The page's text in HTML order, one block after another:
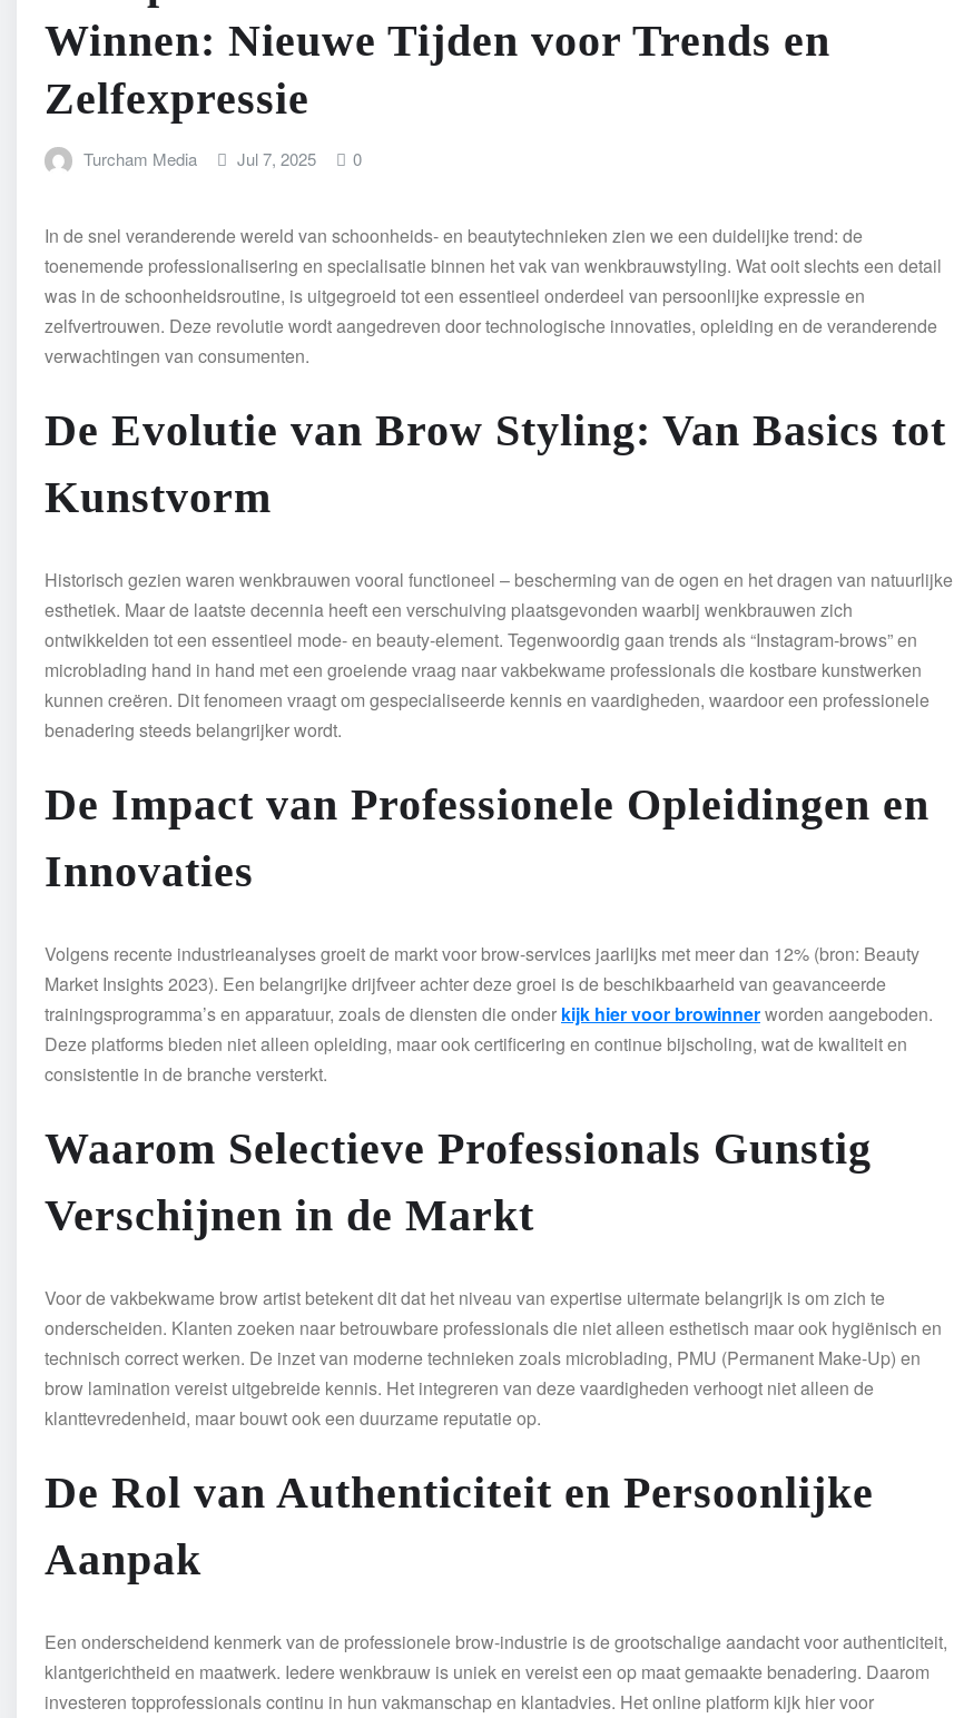
Winnen: Nieuwe Tijden voor Trends en
Zelfexpressie
Turcham Media Jul 7, 2025 0
In de snel veranderende wereld van schoonheids- en beautytechnieken zien we een duidelijke trend: de
toenemende professionalisering en specialisatie binnen het vak van wenkbrauwstyling. Wat ooit slechts een detail
was in de schoonheidsroutine, is uitgegroeid tot een essentieel onderdeel van persoonlijke expressie en
zelfvertrouwen. Deze revolutie wordt aangedreven door technologische innovaties, opleiding en de veranderende
verwachtingen van consumenten.
De Evolutie van Brow Styling: Van Basics tot
Kunstvorm
Historisch gezien waren wenkbrauwen vooral functioneel – bescherming van de ogen en het dragen van natuurlijke
esthetiek. Maar de laatste decennia heeft een verschuiving plaatsgevonden waarbij wenkbrauwen zich
ontwikkelden tot een essentieel mode- en beauty-element. Tegenwoordig gaan trends als “Instagram-brows” en
microblading hand in hand met een groeiende vraag naar vakbekwame professionals die kostbare kunstwerken
kunnen creëren. Dit fenomeen vraagt om gespecialiseerde kennis en vaardigheden, waardoor een professionele
benadering steeds belangrijker wordt.
De Impact van Professionele Opleidingen en
Innovaties
Volgens recente industrieanalyses groeit de markt voor brow-services jaarlijks met meer dan 12% (bron: Beauty
Market Insights 2023). Een belangrijke drijfveer achter deze groei is de beschikbaarheid van geavanceerde
trainingsprogramma’s en apparatuur, zoals de diensten die onder kijk hier voor browinnerworden aangeboden.
Deze platforms bieden niet alleen opleiding, maar ook certificering en continue bijscholing, wat de kwaliteit en
consistentie in de branche versterkt.
Waarom Selectieve Professionals Gunstig
Verschijnen in de Markt
Voor de vakbekwame brow artist betekent dit dat het niveau van expertise uitermate belangrijk is om zich te
onderscheiden. Klanten zoeken naar betrouwbare professionals die niet alleen esthetisch maar ook hygiënisch en
technisch correct werken. De inzet van moderne technieken zoals microblading, PMU (Permanent Make-Up) en
brow lamination vereist uitgebreide kennis. Het integreren van deze vaardigheden verhoogt niet alleen de
klanttevredenheid, maar bouwt ook een duurzame reputatie op.
De Rol van Authenticiteit en Persoonlijke
Aanpak
Een onderscheidend kenmerk van de professionele brow-industrie is de grootschalige aandacht voor authenticiteit,
klantgerichtheid en maatwerk. Iedere wenkbrauw is uniek en vereist een op maat gemaakte benadering. Daarom
investeren topprofessionals continu in hun vakmanschap en klantadvies. Het online platform kijk hier voor